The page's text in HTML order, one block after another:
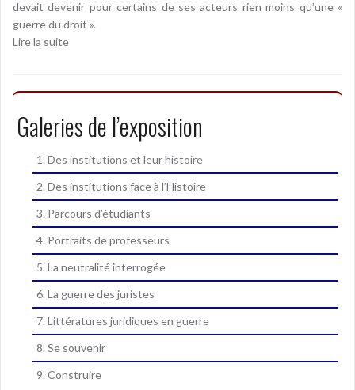
devait devenir pour certains de ses acteurs rien moins qu’une «
guerre du droit ».
Lire la suite
Galeries de l’exposition
1. Des institutions et leur histoire
2. Des institutions face à l’Histoire
3. Parcours d’étudiants
4. Portraits de professeurs
5. La neutralité interrogée
6. La guerre des juristes
7. Littératures juridiques en guerre
8. Se souvenir
9. Construire